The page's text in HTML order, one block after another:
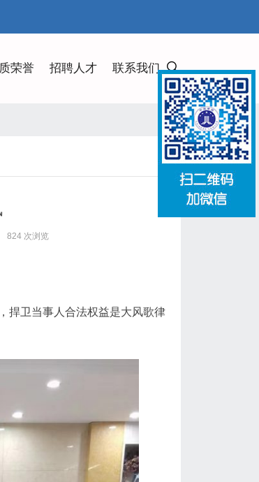
荣誉 招聘人才 联系我们
824 次浏览
捍卫当事人合法权益是大风歌律